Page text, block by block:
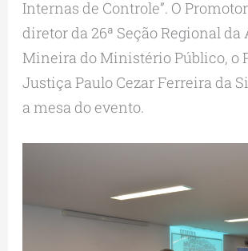
Internas de Controle”. O
diretor da 26ª Seção Regional da
Mineira do Ministério Público, o
Justiça Paulo Cezar Ferreira da
a mesa do evento.